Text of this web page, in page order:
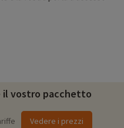
relax, parcheggio e
hanno una terrazza con vista
da golf o sulla pineta. Le
il vostro pacchetto
Vedere i prezzi